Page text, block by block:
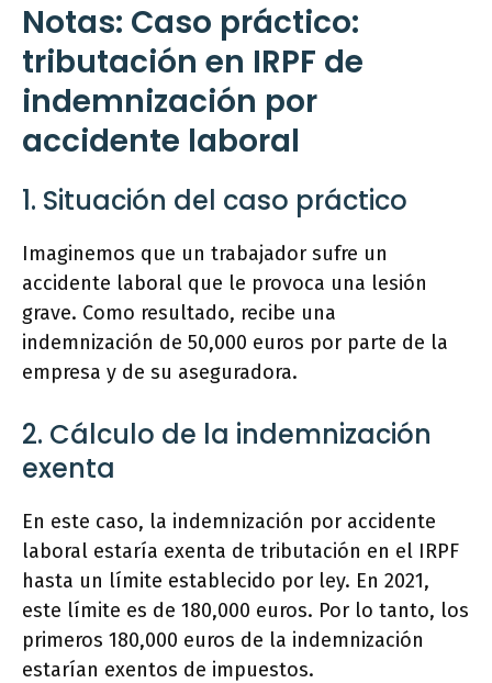
Notas: Caso práctico:
tributación en IRPF de
indemnización por
accidente laboral
1. Situación del caso práctico
Imaginemos que un trabajador sufre un
accidente laboral que le provoca una lesión
grave. Como resultado, recibe una
indemnización de 50,000 euros por parte de la
empresa y de su aseguradora.
2. Cálculo de la indemnización
exenta
En este caso, la indemnización por accidente
laboral estaría exenta de tributación en el IRPF
hasta un límite establecido por ley. En 2021,
este límite es de 180,000 euros. Por lo tanto, los
primeros 180,000 euros de la indemnización
estarían exentos de impuestos.